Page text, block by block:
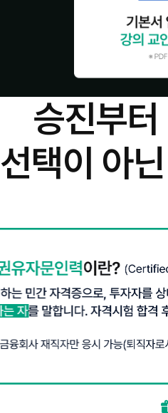
승진부
선택이 아